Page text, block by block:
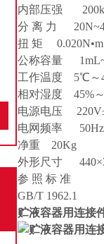
内部压强
分 离 力
扭 矩 0.020N•m
公称容量
工作温度 5℃～
相对湿度 45%
电源电压
电网频率
净重 20Kg
外形尺寸
参 照 标 准
GB/T 1962.1
贮液容器用连接